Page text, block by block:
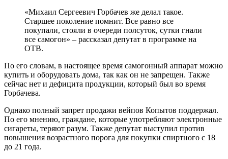
«Михаил Сергеевич Горбачев же делал такое.
Старшее поколение помнит. Все равно все
покупали, стояли в очереди полсуток, сутки гнали
все самогон» – рассказал депутат в программе на
ОТВ.
По его словам, в настоящее время самогонный аппарат можно
купить и оборудовать дома, так как он не запрещен. Также
сейчас нет и дефицита продукции, который был во время
Горбачева.
Однако полный запрет продажи вейпов Копытов поддержал.
По его мнению, граждане, которые употребляют электронные
сигареты, теряют разум. Также депутат выступил против
повышения возрастного порога для покупки спиртного с 18
до 21 года.